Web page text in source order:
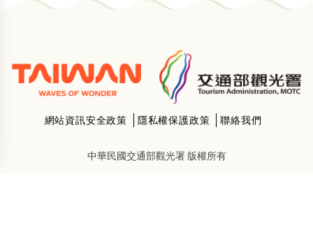
網站資訊安全政策 隱私權保護政策 聯絡我們
中華民國交通部觀光署 版權所有